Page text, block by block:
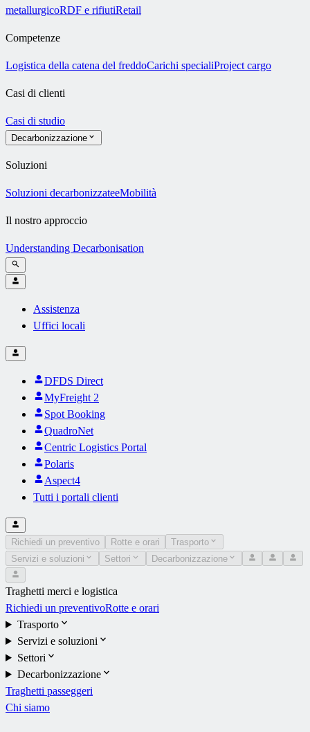
metallurgicoRDF e rifiutiRetail
Competenze
Logistica della catena del freddoCarichi specialiProject cargo
Casi di clienti
Casi di studio
Decarbonizzazione
Soluzioni
Soluzioni decarbonizzateeMobilità
Il nostro approccio
Understanding Decarbonisation
Assistenza
Uffici locali
DFDS Direct
MyFreight 2
Spot Booking
QuadroNet
Centric Logistics Portal
Polaris
Aspect4
Tutti i portali clienti
Richiedi un preventivo Rotte e orari
Trasporto
Servizi e soluzioni
Settori Decarbonizzazione
Traghetti merci e logistica
Richiedi un preventivoRotte e orari
Trasporto
Servizi e soluzioni
Settori
Decarbonizzazione
Traghetti passeggeri
Chi siamo